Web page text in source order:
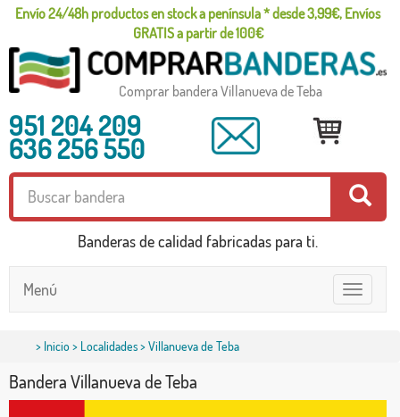
Envío 24/48h productos en stock a península * desde 3,99€, Envíos
GRATIS a partir de 100€
Comprar bandera Villanueva de Teba
951 204 209
636 256 550
Banderas de calidad fabricadas para ti.
Toggle
navigation
Menú
> Inicio> Localidades> Villanueva de Teba
Bandera Villanueva de Teba